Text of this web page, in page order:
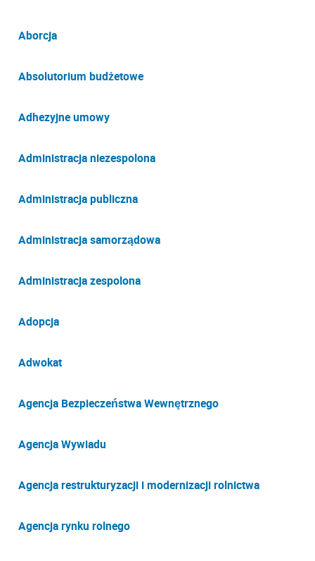
Aborcja
Absolutorium budżetowe
Adhezyjne umowy
Administracja niezespolona
Administracja publiczna
Administracja samorządowa
Administracja zespolona
Adopcja
Adwokat
Agencja Bezpieczeństwa Wewnętrznego
Agencja Wywiadu
Agencja restrukturyzacji i modernizacji rolnictwa
Agencja rynku rolnego